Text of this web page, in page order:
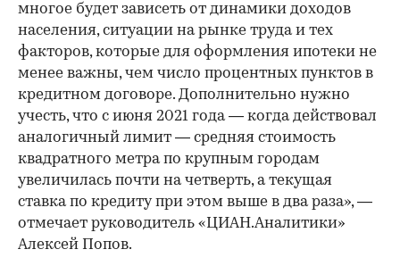
многое будет зависеть от динамики доходов
населения, ситуации на рынке труда и тех
факторов, которые для оформления ипотеки не
менее важны, чем число процентных пунктов в
кредитном договоре. Дополнительно нужно
учесть, что с июня 2021 года — когда действовал
аналогичный лимит — средняя стоимость
квадратного метра по крупным городам
увеличилась почти на четверть, а текущая
ставка по кредиту при этом выше в два раза», —
отмечает руководитель «ЦИАН.Аналитики»
Алексей Попов.